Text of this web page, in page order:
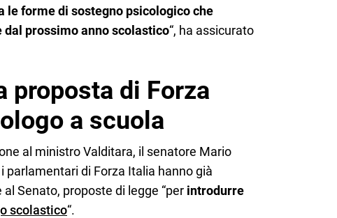
le forme di sostegno psicologico che
prossimo anno scolastico“, ha assicurato
proposta di Forza
a scuola
al ministro Valditara, il senatore Mario
parlamentari di Forza Italia hanno già
Senato, proposte di legge “per introdurre
scolastico“.